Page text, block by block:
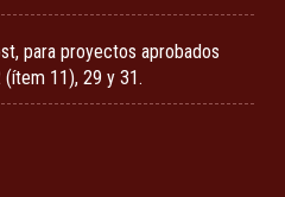
para proyectos aprobados
11), 29 y 31.